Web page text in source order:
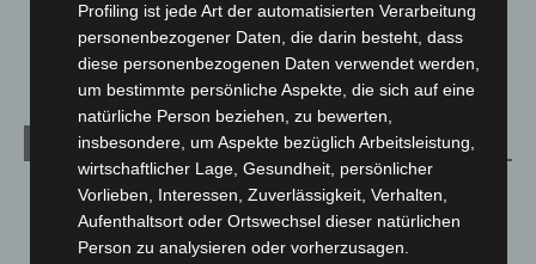
Celle: Mensch stirbt bei Bagger-Unfall auf Baustelle
5. August 2026
Kategorien
Blaulicht
Corona-News
Profiling ist jede Art der automatisierten Verarbeitung
personenbezogener Daten, die darin besteht, dass
diese personenbezogenen Daten verwendet werden,
um bestimmte persönliche Aspekte, die sich auf eine
natürliche Person beziehen, zu bewerten,
insbesondere, um Aspekte bezüglich Arbeitsleistung,
wirtschaftlicher Lage, Gesundheit, persönlicher
Vorlieben, Interessen, Zuverlässigkeit, Verhalten,
Aufenthaltsort oder Ortswechsel dieser natürlichen
Person zu analysieren oder vorherzusagen.